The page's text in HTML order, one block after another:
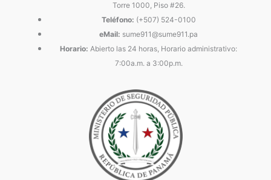
Torre 1000, Piso #26.
Teléfono: (+507) 524-0100
eMail: sume911@sume911.pa
Horario: Abierto las 24 horas, Horario administrativo:
7:00a.m. a 3:00p.m.